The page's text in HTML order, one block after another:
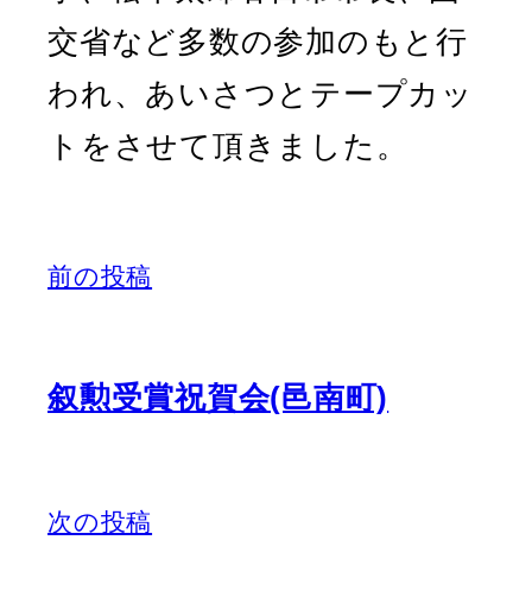
交省など多数の参加のもと行
われ、あいさつとテープカッ
トをさせて頂きました。
前の投稿
叙勲受賞祝賀会(邑南町)
次の投稿